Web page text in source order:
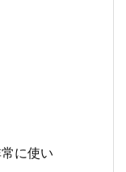
に使い